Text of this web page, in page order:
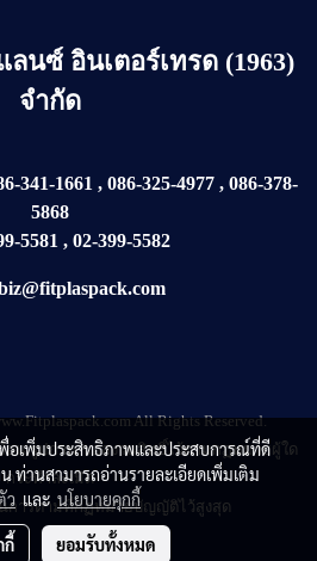
ลนซ์ อินเตอร์เทรด (1963)
จำกัด
341-1661 , 086-325-4977, 086-378-
5868
5581 , 02-399-5582
All Rights Reserved.
ยน รูปภาพ ขอสงวนสิทธิ์ไว้ตามกฏหมายผู้ใด
กระทำละเมิด
การตามที่กฏหมายบัญญัติไว้สูงสุด
พื่อเพิ่มประสิทธิภาพและประสบการณ์ที่ดี
ท่านสามารถอ่านรายละเอียดเพิ่มเติม
วและนโยบายคุกกี้
กี้ ยอมรับทั้งหมด